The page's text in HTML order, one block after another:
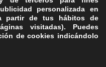
personalizada en
partir de tus hábitos de
visitadas). Puedes
de cookies indicándolo